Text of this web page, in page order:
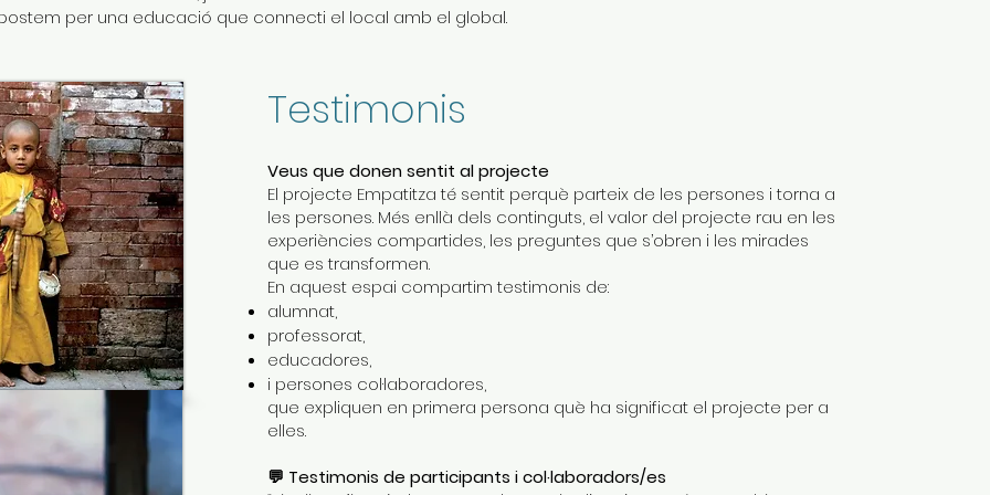
per una educació que connecti el local amb el global.
Testimonis
Veus que donen sentit al projecte
El projecte Empatitza té sentit perquè parteix de les persones i torna a
les persones. Més enllà dels continguts, el valor del projecte rau en les
experiències compartides, les preguntes que s’obren i les mirades
que es transformen.
En aquest espai compartim testimonis de:
alumnat,
professorat,
educadores,
i persones col·laboradores,
que expliquen en primera persona què ha significat el projecte per a
elles.
💬 Testimonis de participants i col·laboradors/es